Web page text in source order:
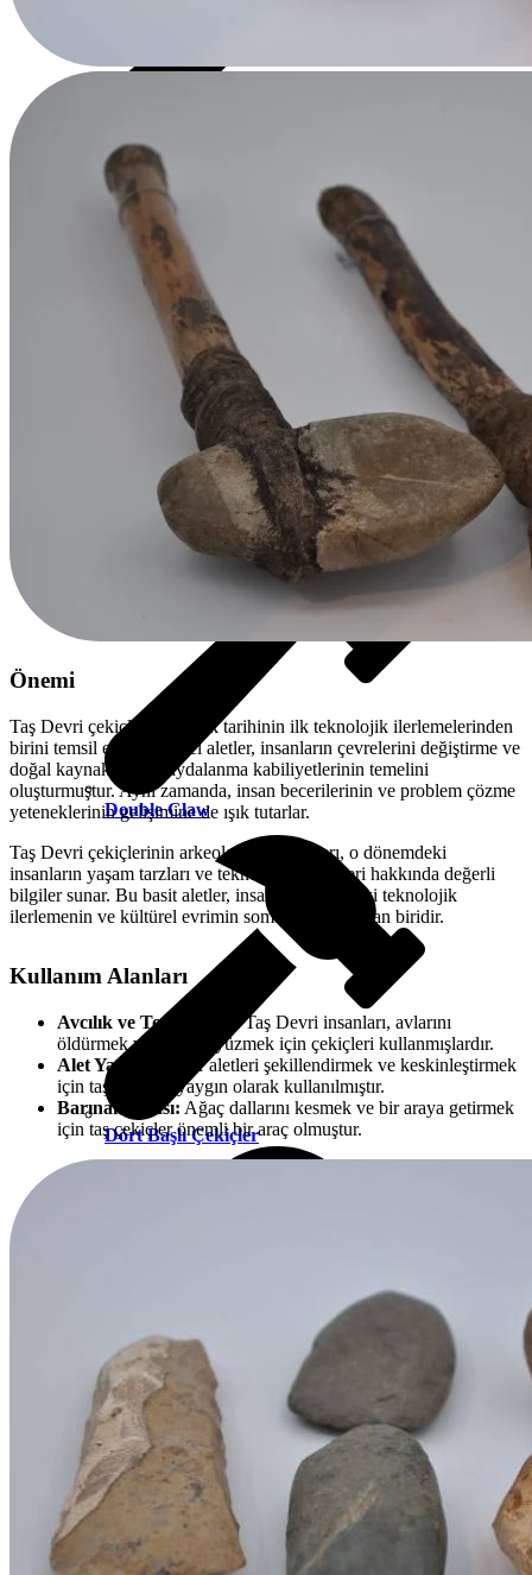
Çekiç Başlı Asalar
Çok Amaçlı Çekiçler
Double Claw
Dört Başlı Çekiçler
Elektrik Diregi Fincan Çekici
Önemi
Taş Devri çekiçleri, insanlık tarihinin ilk teknolojik ilerlemelerinden
birini temsil eder. Bu ilkel aletler, insanların çevrelerini değiştirme ve
doğal kaynaklardan faydalanma kabiliyetlerinin temelini
oluşturmuştur. Aynı zamanda, insan becerilerinin ve problem çözme
yeteneklerinin gelişimine de ışık tutarlar.
Taş Devri çekiçlerinin arkeolojik buluntuları, o dönemdeki
insanların yaşam tarzları ve teknolojik becerileri hakkında değerli
bilgiler sunar. Bu basit aletler, insanlık tarihindeki teknolojik
ilerlemenin ve kültürel evrimin somut kanıtlarından biridir.
Kullanım Alanları
Avcılık ve Toplayıcılık: Taş Devri insanları, avlarını
öldürmek ve derisini yüzmek için çekiçleri kullanmışlardır.
Alet Yapımı:
Diğer aletleri şekillendirmek ve keskinleştirmek
için taş çekiçler yaygın olarak kullanılmıştır.
Barınak İnşası: Ağaç dallarını kesmek ve bir araya getirmek
için taş çekiçler önemli bir araç olmuştur.